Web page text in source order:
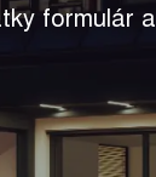
formulár a